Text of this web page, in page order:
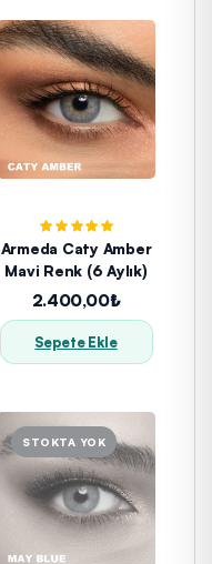
Armeda Caty Amber
Mavi Renk (6 Aylık)
2.400,00₺
Sepete Ekle